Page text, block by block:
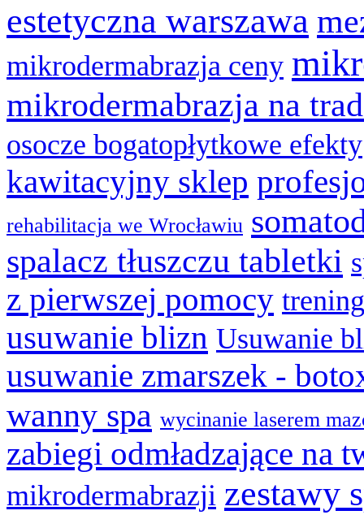
estetyczna warszawa
mikrodermabrazja ceny
mikrodermabrazja na
osocze bogatopłytkowe efekty
kawitacyjny sklep
rehabilitacja we Wrocławiu
spalacz tłuszczu tabletki
z pierwszej pomocy
usuwanie blizn Usuwanie
usuwanie zmarszek -
wanny spa wycinanie laserem
zabiegi odmładzające na
mikrodermabrazji zestawy